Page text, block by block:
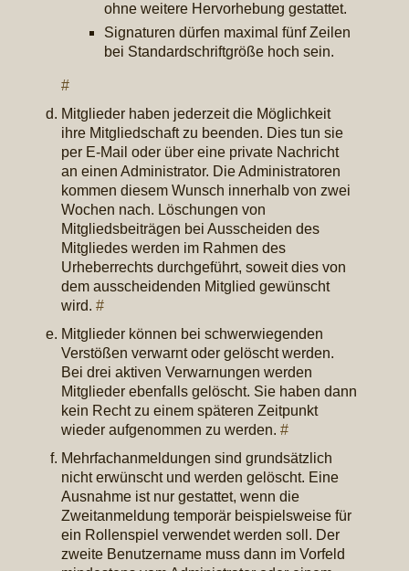
ohne weitere Hervorhebung gestattet.
Signaturen dürfen maximal fünf Zeilen
bei Standardschriftgröße hoch sein.
#
Mitglieder haben jederzeit die Möglichkeit
ihre Mitgliedschaft zu beenden. Dies tun sie
per E-Mail oder über eine private Nachricht
an einen Administrator. Die Administratoren
kommen diesem Wunsch innerhalb von zwei
Wochen nach. Löschungen von
Mitgliedsbeiträgen bei Ausscheiden des
Mitgliedes werden im Rahmen des
Urheberrechts durchgeführt, soweit dies von
dem ausscheidenden Mitglied gewünscht
wird.#
Mitglieder können bei schwerwiegenden
Verstößen verwarnt oder gelöscht werden.
Bei drei aktiven Verwarnungen werden
Mitglieder ebenfalls gelöscht. Sie haben dann
kein Recht zu einem späteren Zeitpunkt
wieder aufgenommen zu werden.#
Mehrfachanmeldungen sind grundsätzlich
nicht erwünscht und werden gelöscht. Eine
Ausnahme ist nur gestattet, wenn die
Zweitanmeldung temporär beispielsweise für
ein Rollenspiel verwendet werden soll. Der
zweite Benutzername muss dann im Vorfeld